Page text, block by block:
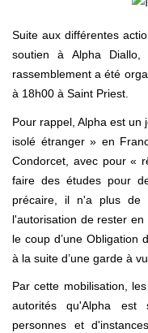
Suite aux différentes
soutien à Alpha
rassemblement a été
à 18h00 à Saint Priest.
Pour rappel, Alpha est un
isolé étranger » en
Condorcet, avec pour «
faire des études pour
précaire, il n'a plus de
l'autorisation de rester
le coup d’une Obligation
à la suite d’une garde à
Par cette mobilisation,
autorités qu'Alpha
personnes et